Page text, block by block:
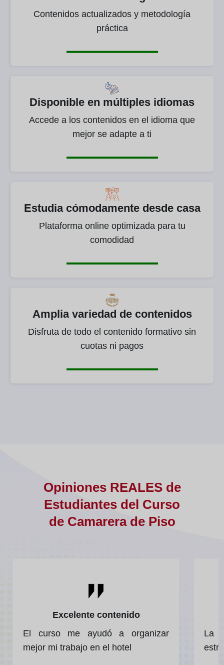
Contenidos actualizados y metodología
práctica
Disponible en múltiples idiomas
Accede a los contenidos en el idioma que
mejor se adapte a ti
Estudia cómodamente desde casa
Plataforma online optimizada para tu
comodidad
Amplia variedad de contenidos
Disfruta de todo el contenido formativo sin
cuotas ni pagos
Opiniones REALES de
Estudiantes del Curso
de Camarera de Piso
Excelente contenido
El curso me ayudó a organizar
mejor mi trabajo en el hotel
La